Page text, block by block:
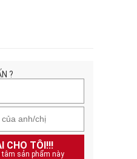
?
CHO TÔI!!!
sản phẩm này